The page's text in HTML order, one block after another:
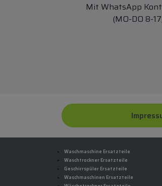
Mit WhatsApp
(MO-DO 8-
Waschmaschine Ersatzteile
Waschtrockner Ersatzteile
Geschirrspüler Ersatzteile
Waschmaschinen Ersatzteile